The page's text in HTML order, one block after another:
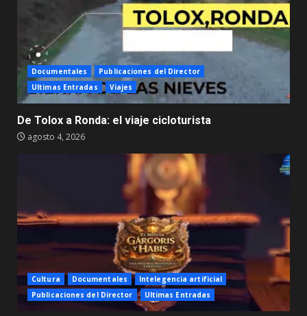
Documentales
Publicaciones del Director
Ultimas Entradas
Viajes
De Tolox a Ronda: el viaje cicloturista
agosto 4, 2026
Cultura Documentales
Intelegencia artificial
Publicaciones del Director
Ultimas Entradas